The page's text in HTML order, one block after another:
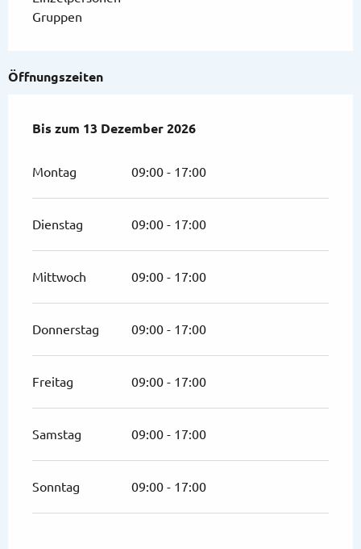
Gruppen
Öffnungszeiten
vom19 Januar 2026bis zum
Bis zum 13 Dezember 2026
Montag 09:00 - 17:00
Dienstag 09:00 - 17:00
Mittwoch 09:00 - 17:00
Donnerstag 09:00 - 17:00
Freitag 09:00 - 17:00
Samstag 09:00 - 17:00
Sonntag 09:00 - 17:00